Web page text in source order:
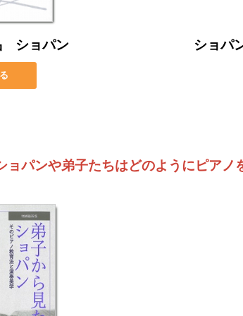
ショパン
ショパ
ョパンや弟子たちはどのようにピアノ